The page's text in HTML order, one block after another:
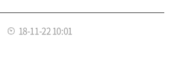
18-11-22 10:01